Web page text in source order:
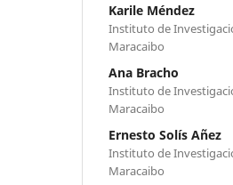
Karile Méndez
Instituto de
Maracaibo
Ana Bracho
Instituto de
Maracaibo
Ernesto Solís Añez
Instituto de
Maracaibo